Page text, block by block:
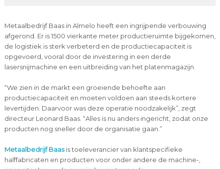
Metaalbedrijf Baas in Almelo heeft een ingrijpende verbouwing
afgerond. Er is 1500 vierkante meter productieruimte bijgekomen,
de logistiek is sterk verbeterd en de productiecapaciteit is
opgevoerd, vooral door de investering in een derde
lasersnijmachine en een uitbreiding van het platenmagazijn.
“We zien in de markt een groeiende behoefte aan
productiecapaciteit en moeten voldoen aan steeds kortere
levertijden. Daarvoor was deze operatie noodzakelijk”, zegt
directeur Leonard Baas. “Alles is nu anders ingericht, zodat onze
producten nog sneller door de organisatie gaan.”
Metaalbedrijf Baasis toeleverancier van klantspecifieke
halffabricaten en producten voor onder andere de machine-,